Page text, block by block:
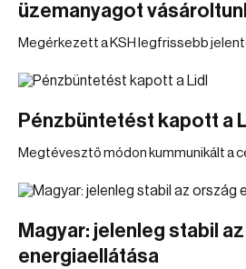
üzemanyagot
Megérkezett a KSH legfrissebb
Pénzbüntetést kapott a
Megtévesztő módon kummunikált a
Magyar: jelenleg stabil
energiaellátása